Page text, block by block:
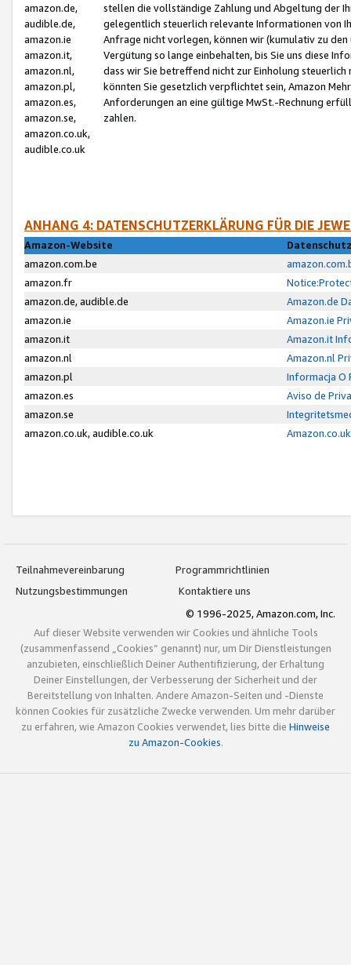
amazon.de,
audible.de,
amazon.ie
amazon.it,
amazon.nl,
amazon.pl,
amazon.es,
amazon.se,
amazon.co.uk,
audible.co.uk
stellen die vollständige Zahlung und Abgeltung der
gelegentlich steuerlich relevante Informationen von
Anfrage nicht vorlegen, können wir (kumulativ zu
Vergütung so lange einbehalten, bis Sie uns diese
dass wir Sie betreffend nicht zur Einholung
könnten Sie gesetzlich verpflichtet sein, Amazon
Anforderungen an eine gültige MwSt.-Rechnung
zahlen.
ANHANG 4: DATENSCHUTZERKLÄRUNG FÜR DIE
Amazon-Website
amazon.com.be
amazon.fr
amazon.de, audible.de
Amazon.de
amazon.ie
Amazon.ie
amazon.it
Amazon.it
amazon.nl
Amazon.nl
amazon.pl
Informacja O
amazon.es
Aviso de
amazon.se
amazon.co.uk, audible.co.uk
Teilnahmevereinbarung
Programmrichtlinien
Nutzungsbestimmungen
Kontaktiere uns
© 1996-2025, Amazon.com, Inc.
Auf dieser Website verwenden wir Cookies und ähnliche Tools
(zusammenfassend „Cookies“ genannt) nur, um Dir Dienstleistungen
anzubieten, einschließlich Deiner Authentifizierung, der Erhaltung
Deiner Einstellungen, der Verbesserung der Sicherheit und der
Bereitstellung von Inhalten. Andere Amazon-Seiten und -Dienste
können Cookies für zusätzliche Zwecke verwenden. Um mehr darüber
zu erfahren, wie Amazon Cookies verwendet, lies bitte die Hinweise
zu Amazon-Cookies.